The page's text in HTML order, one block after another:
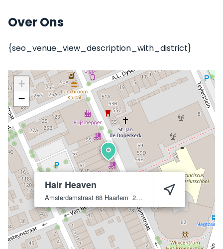
Over Ons
{seo_venue_view_description_with_district}
Hair Heaven
Amsterdamstraat 68 Haarlem 2032 PS
+
−